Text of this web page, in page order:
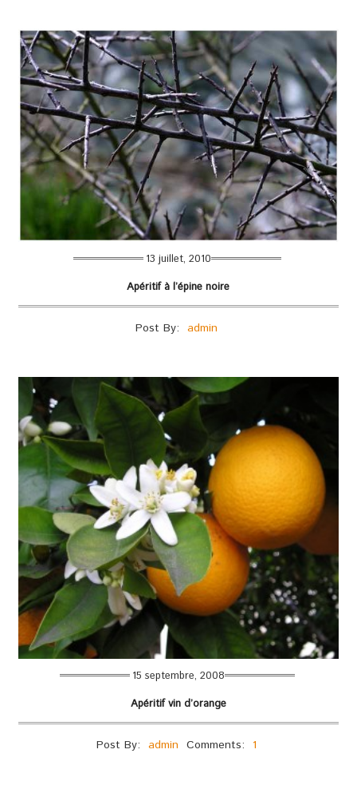
13 juillet, 2010
Apéritif à l’épine noire
Post By: admin
15 septembre, 2008
Apéritif vin d’orange
Post By: admin Comments: 1